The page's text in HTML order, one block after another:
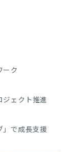
ーク
ジェクト推進
」で成長支援